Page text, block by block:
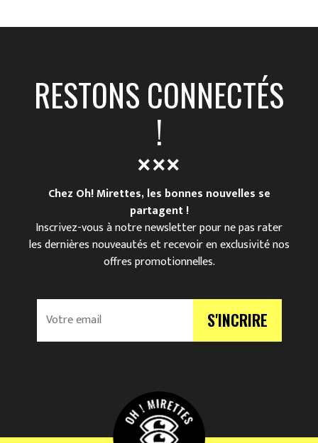
RESTONS CONNECTÉS
!
Chez Oh! Mirettes, les bonnes nouvelles se
partagent !
Inscrivez-vous à notre newsletter pour ne pas rater
les dernières nouveautés et recevoir en exclusivité nos
offres promotionnelles.
V
r
l
S'INCRIRE